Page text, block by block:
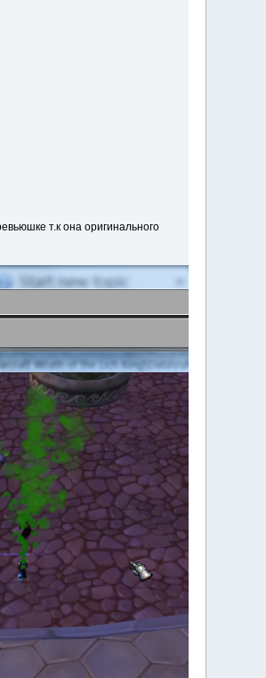
т.к она оригинального